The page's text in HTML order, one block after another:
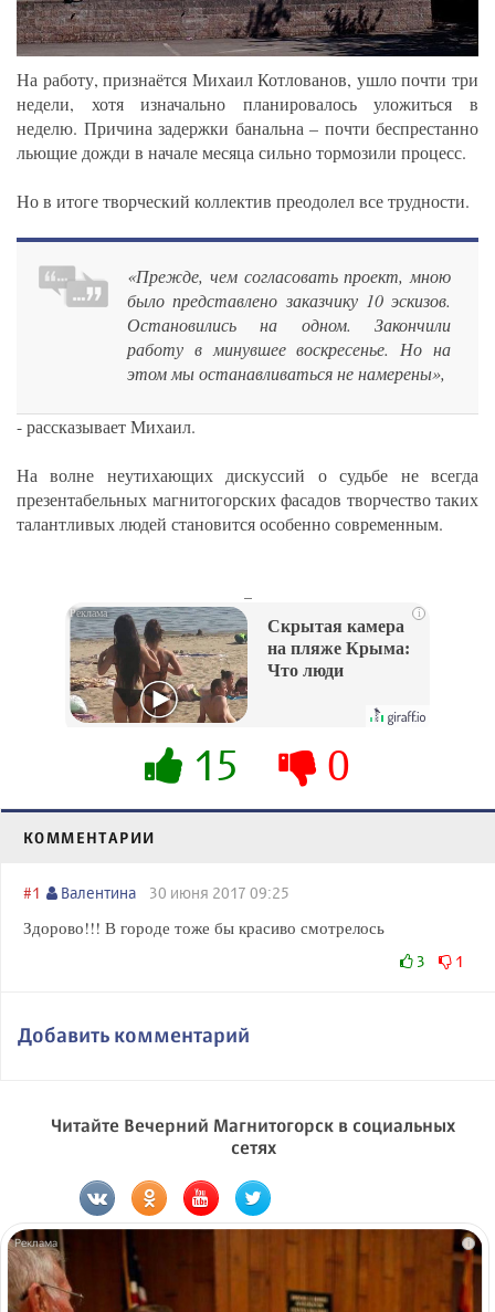
На работу, признаётся Михаил Котлованов, ушло почти три
недели, хотя изначально планировалось уложиться в
неделю. Причина задержки банальна – почти беспрестанно
льющие дожди в начале месяца сильно тормозили процесс.
Но в итоге творческий коллектив преодолел все трудности.
«Прежде, чем согласовать проект, мною
было представлено заказчику 10 эскизов.
Остановились на одном. Закончили
работу в минувшее воскресенье. Но на
этом мы останавливаться не намерены»,
- рассказывает Михаил.
На волне неутихающих дискуссий о судьбе не всегда
презентабельных магнитогорских фасадов творчество таких
талантливых людей становится особенно современным.
i
Скрытая камера
на пляже Крыма:
Что люди
их не видят...
15 0
КОММЕНТАРИИ
#1 Валентина 30 июня 2017 09:25
Здорово!!! В городе тоже бы красиво смотрелось
3 1
Добавить комментарий
Читайте Вечерний Магнитогорск в социальных
сетях
i